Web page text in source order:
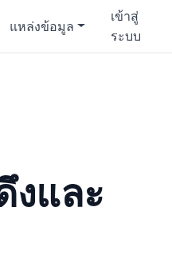
แหล่งข้อมูล
เข้าสู่
ระบบ
งและ